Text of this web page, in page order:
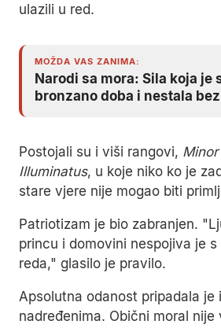
ulazili u red.
MOŽDA VAS ZANIMA:
Narodi sa mora: Sila koja je
bronzano doba i nestala
Postojali su i viši rangovi, Minor
Illuminatus, u koje niko ko je
stare vjere nije mogao biti
Patriotizam je bio zabranjen.
princu i domovini nespojiva je
reda," glasilo je pravilo.
Apsolutna odanost pripadala je
nadređenima. Obični moral nije